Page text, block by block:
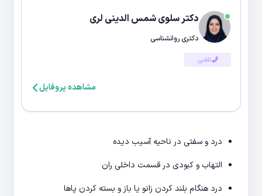
دکتر سلوی شمس الدینی لری
دکتری روانشناسی
تلفنی
مشاهده پروفایل
درد و سفتی در ناحیه آسیب دیده
التهاب و کبودی در قسمت داخلی ران
درد هنگام بلند کردن زانو یا باز و بسته کردن پاها